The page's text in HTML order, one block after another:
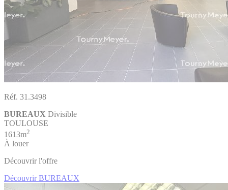
Réf. 31.3498
BUREAUX Divisible
TOULOUSE
1613m2
À louer
Découvrir l'offre
Découvrir BUREAUX